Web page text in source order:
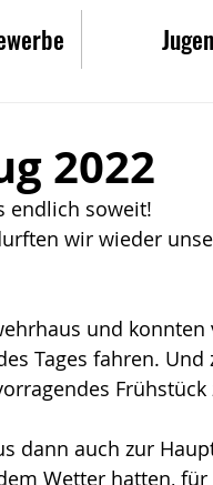
2022
endlich soweit!
wir wieder
und
Tages fahren.
dann auch zur
Wetter hatten,